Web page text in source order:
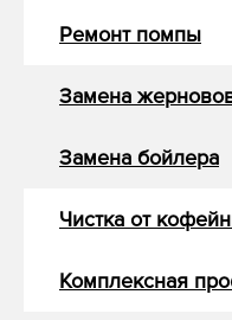
Ремонт помпы
Замена
Замена бойлера
Чистка от
Комплексная